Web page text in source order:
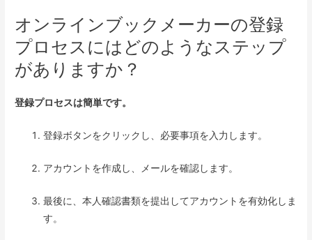
オンラインブックメーカーの登録
プロセスにはどのようなステップ
がありますか？
登録プロセスは簡単です。
登録ボタンをクリックし、必要事項を入力します。
アカウントを作成し、メールを確認します。
最後に、本人確認書類を提出してアカウントを有効化しま
す。